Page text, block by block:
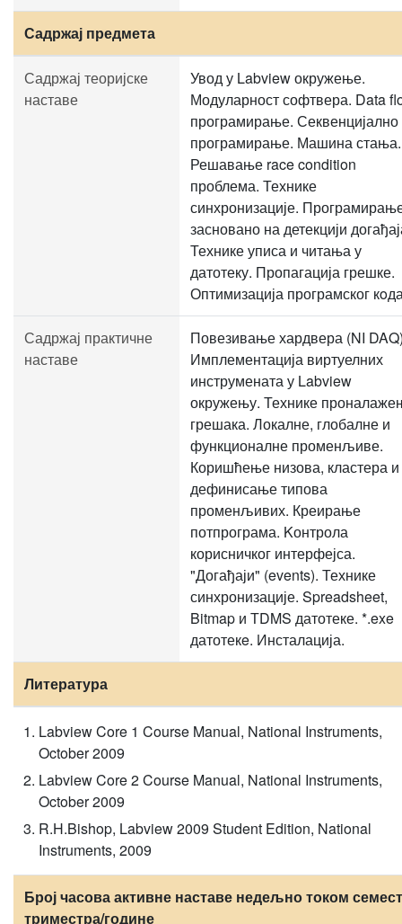
Садржај предмета
Садржај теоријске
наставе
Увод у Labview окружење.
Модуларност софтвера. Data
програмирање. Секвенцијално
програмирање. Машина стања.
Решавање race condition
проблема. Технике
синхронизације.
засновано на детекцији
Технике уписа и читања у
датотеку. Пропагација грешке.
Оптимизација програмског
Садржај практичне
наставе
Повезивање хардвера (NI
Имплементација виртуелних
инструмената у Labview
окружењу. Технике
грешака. Локалне, глобалне и
функционалне променљиве.
Коришћење низова, кластера и
дефинисање типова
променљивих. Креирање
потпрограма. Kонтрола
корисничког интерфејса.
"Догађаји" (events). Технике
синхронизације. Spreadsheet,
Bitmap и ТDMS датотеке. *.exe
датотекe. Инсталација.
Литература
Labview Core 1 Course Manual, National Instruments,
October 2009
Labview Core 2 Course Manual, National Instruments,
October 2009
R.H.Bishop, Labview 2009 Student Edition, National
Instruments, 2009
Број часова активне наставе недељно током
триместра/године